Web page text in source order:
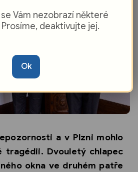
a v Plzni mohlo
tragédii. Dvouletý chlapec
okna ve druhém patře
Vám nezobrazí některé
deaktivujte jej.
Ok